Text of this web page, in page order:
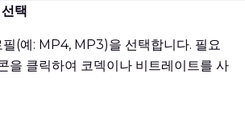
택
(예: MP4, MP3)을 선택합니다. 필요
을 클릭하여 코덱이나 비트레이트를 사